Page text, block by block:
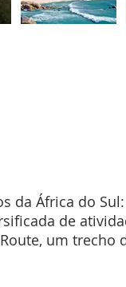
África do
de
um